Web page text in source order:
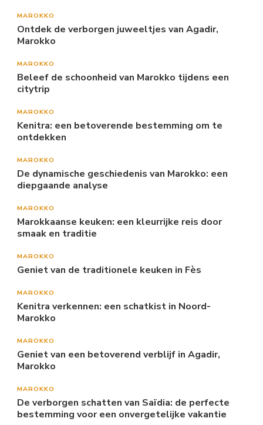
MAROKKO
Ontdek de verborgen juweeltjes van Agadir,
Marokko
MAROKKO
Beleef de schoonheid van Marokko tijdens een
citytrip
MAROKKO
Kenitra: een betoverende bestemming om te
ontdekken
MAROKKO
De dynamische geschiedenis van Marokko: een
diepgaande analyse
MAROKKO
Marokkaanse keuken: een kleurrijke reis door
smaak en traditie
MAROKKO
Geniet van de traditionele keuken in Fès
MAROKKO
Kenitra verkennen: een schatkist in Noord-
Marokko
MAROKKO
Geniet van een betoverend verblijf in Agadir,
Marokko
MAROKKO
De verborgen schatten van Saïdia: de perfecte
bestemming voor een onvergetelijke vakantie